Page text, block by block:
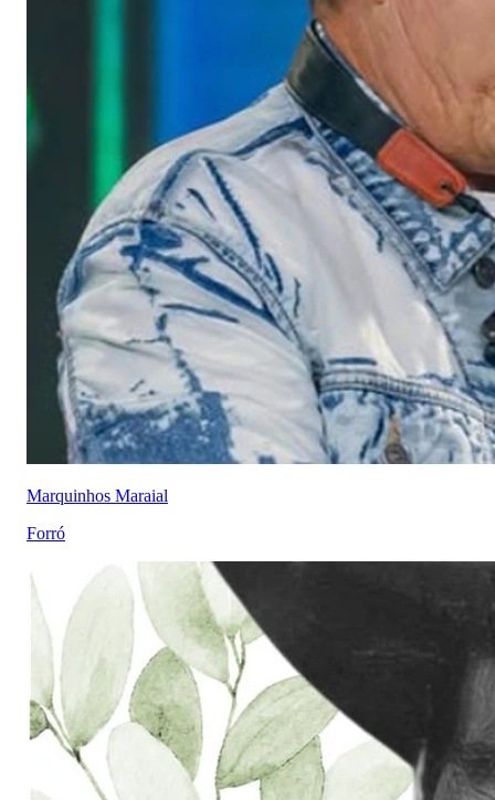
Marquinhos Maraial
Forró